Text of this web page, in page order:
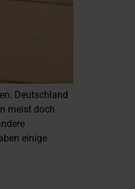
Deutschland
meist doch
einige